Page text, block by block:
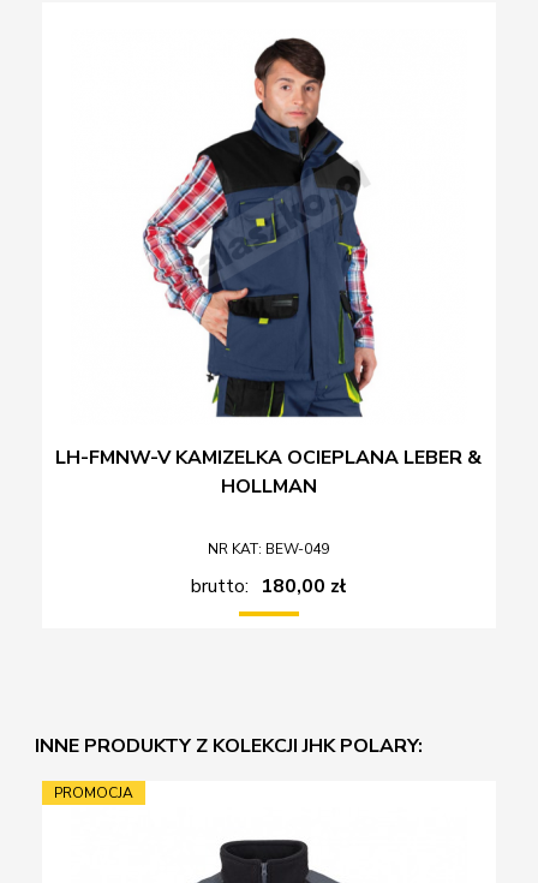
LH-FMNW-V KAMIZELKA OCIEPLANA LEBER &
HOLLMAN
NR KAT: BEW-049
brutto: 180,00 zł
INNE PRODUKTY Z KOLEKCJI JHK POLARY:
PROMOCJA